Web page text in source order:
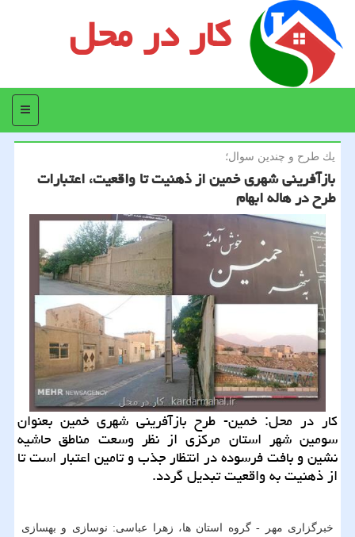
کار در محل
منو
یك طرح و چندین سوال؛
بازآفرینی شهری خمین از ذهنیت تا واقعیت، اعتبارات
طرح در هاله ابهام
كار در محل: خمین- طرح بازآفرینی شهری خمین بعنوان
سومین شهر استان مركزی از نظر وسعت مناطق حاشیه
نشین و بافت فرسوده در انتظار جذب و تامین اعتبار است تا
از ذهنیت به واقعیت تبدیل گردد.
خبرگزاری مهر - گروه استان ها، زهرا عباسی: نوسازی و بهسازی